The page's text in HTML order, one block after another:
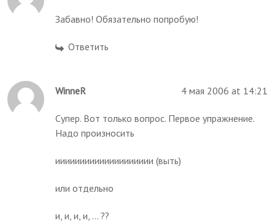
Забавно! Обязательно попробую!
Ответить
WinneR 4 мая 2006 at 14:21
Супер. Вот только вопрос. Первое упражнение.
Надо произносить
ииииииииииииииииииии (выть)
или отдельно
и, и, и, и, ... ??